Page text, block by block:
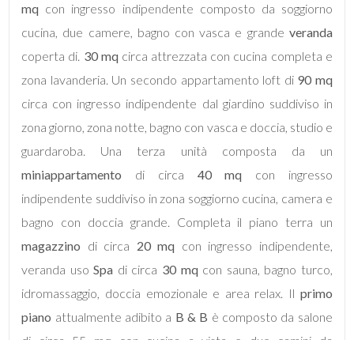
mq con ingresso indipendente composto da soggiorno
cucina, due camere, bagno con vasca e grande veranda
coperta di. 30 mqcirca attrezzata con cucina completa e
zona lavanderia. Un secondo appartamento loft di 90 mq
circa con ingresso indipendente dal giardino suddiviso in
zona giorno, zona notte, bagno con vasca e doccia, studio e
guardaroba. Una terza unità composta da un
miniappartamento di circa 40 mq con ingresso
indipendente suddiviso in zona soggiorno cucina, camera e
bagno con doccia grande. Completa il piano terra un
magazzino di circa 20 mq con ingresso indipendente,
veranda usoSpa di circa 30 mqcon sauna, bagno turco,
idromassaggio, doccia emozionale e area relax. Il primo
piano attualmente adibito a B & B è composto da salone
Locali
minimi
1
2
3